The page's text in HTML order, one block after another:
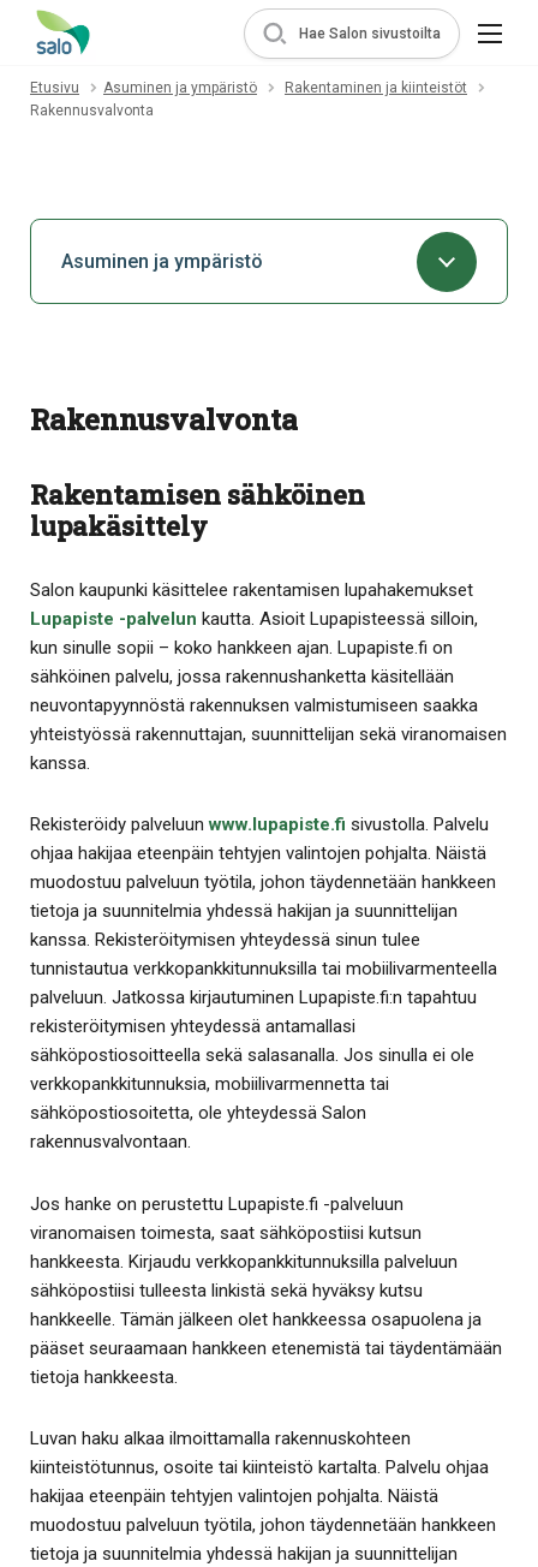
Hae Salon sivustoilta
Etusivu Asuminen ja ympäristö
Rakentaminen ja kiinteistöt
Rakennusvalvonta
Asuminen ja ympäristö
Rakennusvalvonta
Rakentamisen sähköinen
lupakäsittely
Salon kaupunki käsittelee rakentamisen lupahakemukset
Lupapiste -palvelun kautta. Asioit Lupapisteessä silloin,
kun sinulle sopii – koko hankkeen ajan. Lupapiste.fi on
sähköinen palvelu, jossa rakennushanketta käsitellään
neuvontapyynnöstä rakennuksen valmistumiseen saakka
yhteistyössä rakennuttajan, suunnittelijan sekä viranomaisen
kanssa.
Rekisteröidy palveluunwww.lupapiste.fi sivustolla. Palvelu
ohjaa hakijaa eteenpäin tehtyjen valintojen pohjalta. Näistä
muodostuu palveluun työtila, johon täydennetään hankkeen
tietoja ja suunnitelmia yhdessä hakijan ja suunnittelijan
kanssa. Rekisteröitymisen yhteydessä sinun tulee
tunnistautua verkkopankkitunnuksilla tai mobiilivarmenteella
palveluun. Jatkossa kirjautuminen Lupapiste.fi:n tapahtuu
rekisteröitymisen yhteydessä antamallasi
sähköpostiosoitteella sekä salasanalla. Jos sinulla ei ole
verkkopankkitunnuksia, mobiilivarmennetta tai
sähköpostiosoitetta, ole yhteydessä Salon
rakennusvalvontaan.
Jos hanke on perustettu Lupapiste.fi -palveluun
viranomaisen toimesta, saat sähköpostiisi kutsun
hankkeesta. Kirjaudu verkkopankkitunnuksilla palveluun
sähköpostiisi tulleesta linkistä sekä hyväksy kutsu
hankkeelle. Tämän jälkeen olet hankkeessa osapuolena ja
pääset seuraamaan hankkeen etenemistä tai täydentämään
tietoja hankkeesta.
Luvan haku alkaa ilmoittamalla rakennuskohteen
kiinteistötunnus, osoite tai kiinteistö kartalta. Palvelu ohjaa
hakijaa eteenpäin tehtyjen valintojen pohjalta. Näistä
muodostuu palveluun työtila, johon täydennetään hankkeen
tietoja ja suunnitelmia yhdessä hakijan ja suunnittelijan